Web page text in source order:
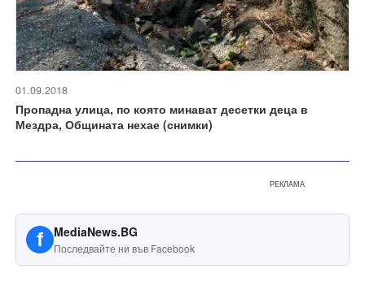
01.09.2018
Пропадна улица, по която минават десетки деца в
Мездра, Общината нехае (снимки)
РЕКЛАМА
f MediaNews.BG
Последвайте ни във Facebook